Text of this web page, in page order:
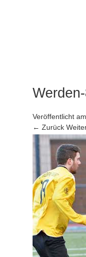
Veröffentlicht am
← Zurück